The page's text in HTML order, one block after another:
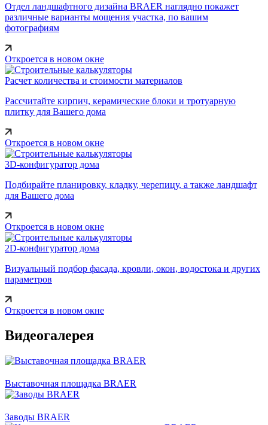
Отдел ландшафтного дизайна BRAER наглядно покажет
различные варианты мощения участка, по вашим
фотографиям
Откроется в новом окне
Расчет количества и стоимости материалов
Рассчитайте кирпич, керамические блоки и тротуарную
плитку для Вашего дома
Откроется в новом окне
3D-конфигуратор дома
Подбирайте планировку, кладку, черепицу, а также ландшафт
для Вашего дома
Откроется в новом окне
2D-конфигуратор дома
Визуальный подбор фасада, кровли, окон, водостока и других
параметров
Откроется в новом окне
Видеогалерея
Выставочная площадка BRAER
Заводы BRAER